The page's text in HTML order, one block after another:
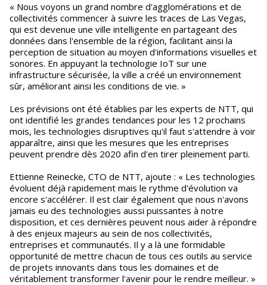
« Nous voyons un grand nombre d'agglomérations et de
collectivités commencer à suivre les traces de Las Vegas,
qui est devenue une ville intelligente en partageant des
données dans l'ensemble de la région, facilitant ainsi la
perception de situation au moyen d'informations visuelles et
sonores. En appuyant la technologie IoT sur une
infrastructure sécurisée, la ville a créé un environnement
sûr, améliorant ainsi les conditions de vie. »
Les prévisions ont été établies par les experts de NTT, qui
ont identifié les grandes tendances pour les 12 prochains
mois, les technologies disruptives qu'il faut s'attendre à voir
apparaître, ainsi que les mesures que les entreprises
peuvent prendre dès 2020 afin d'en tirer pleinement parti.
Ettienne Reinecke, CTO de NTT, ajoute : « Les technologies
évoluent déjà rapidement mais le rythme d'évolution va
encore s'accélérer. Il est clair également que nous n'avons
jamais eu des technologies aussi puissantes à notre
disposition, et ces dernières peuvent nous aider à répondre
à des enjeux majeurs au sein de nos collectivités,
entreprises et communautés. Il y a là une formidable
opportunité de mettre chacun de tous ces outils au service
de projets innovants dans tous les domaines et de
véritablement transformer l'avenir pour le rendre meilleur. »